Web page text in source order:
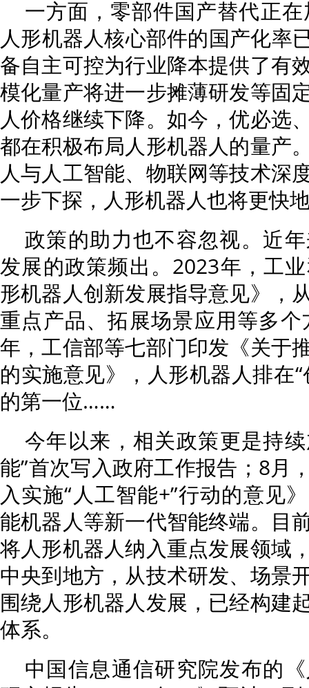
一方面，零部件国产替代正
人形机器人核心部件的国产化率
备自主可控为行业降本提供了有
模化量产将进一步摊薄研发等固
人价格继续下降。如今，优必选
都在积极布局人形机器人的量产
人与人工智能、物联网等技术深
一步下探，人形机器人也将更快
政策的助力也不容忽视。近
发展的政策频出。2023年，工
形机器人创新发展指导意见》，
重点产品、拓展场景应用等多
年，工信部等七部门印发《关于
的实施意见》，人形机器人排在
的第一位……
今年以来，相关政策更是持
能”首次写入政府工作报告；8月
入实施“人工智能+”行动的意见
能机器人等新一代智能终端。目
将人形机器人纳入重点发展领域
中央到地方，从技术研发、场景
围绕人形机器人发展，已经构建
体系。
中国信息通信研究院发布的